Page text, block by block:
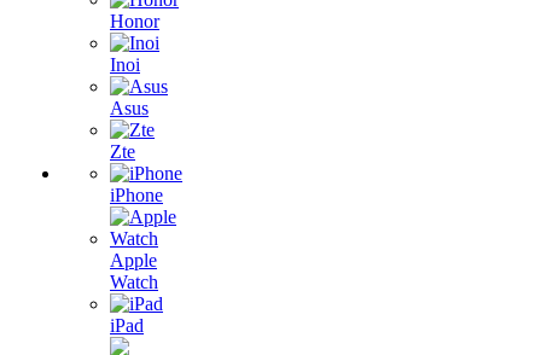
Honor
Inoi
Asus
Zte
iPhone
Apple
Watch
iPad